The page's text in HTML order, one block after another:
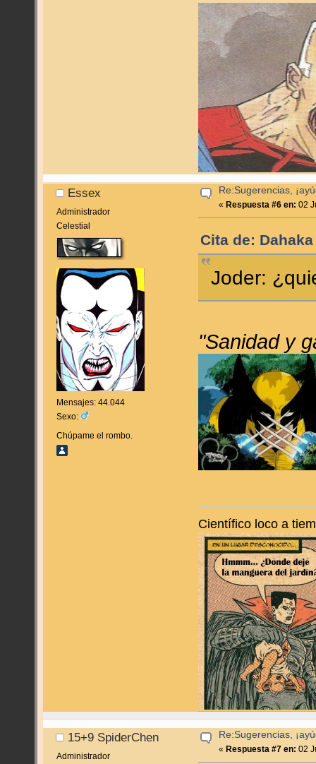
Essex
Administrador
Celestial
Mensajes: 44.044
Sexo:
Chúpame el rombo.
Re:Sugerencias,
« Respuesta #6 en: 02
Cita de:
Joder:
"Sanidad y
Científico loco a
15+9 SpiderChen
Administrador
Re:Sugerencias,
«Respuesta #7 en: 02